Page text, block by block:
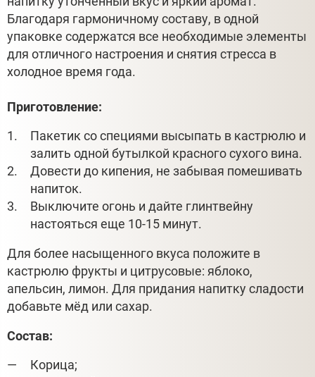
Благодаря гармоничному составу, в одной
упаковке содержатся все необходимые элементы
для отличного настроения и снятия стресса в
холодное время года.
Приготовление:
Пакетик со специями высыпать в кастрюлю и
залить одной бутылкой красного сухого вина.
Довести до кипения, не забывая помешивать
напиток.
Выключите огонь и дайте глинтвейну
настояться еще 10-15 минут.
Для более насыщенного вкуса положите в
кастрюлю фрукты и цитрусовые: яблоко,
апельсин, лимон. Для придания напитку сладости
добавьте мёд или сахар.
Состав:
Корица;